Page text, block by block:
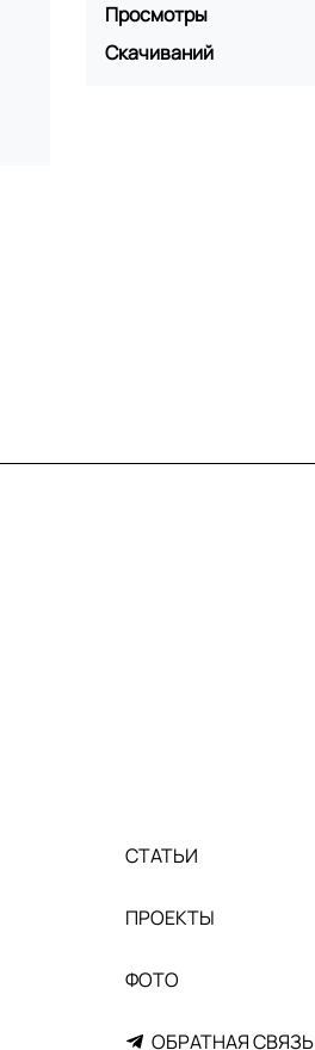
Просмотры
Скачиваний
СТАТЬИ
ПРОЕКТЫ
ФОТО
ОБРАТНАЯ СВЯЗЬ